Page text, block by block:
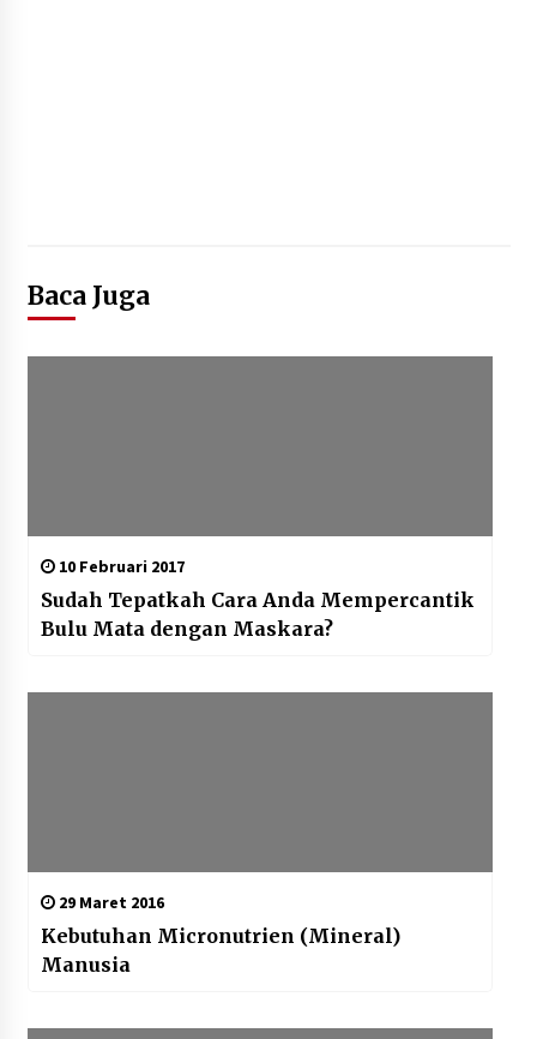
Baca Juga
10 Februari 2017
Sudah Tepatkah Cara Anda Mempercantik
Bulu Mata dengan Maskara?
29 Maret 2016
Kebutuhan Micronutrien (Mineral)
Manusia